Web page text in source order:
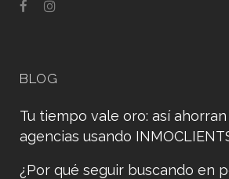
BLOG
Tu tiempo vale oro: así
agencias usando
¿Por qué seguir buscando en